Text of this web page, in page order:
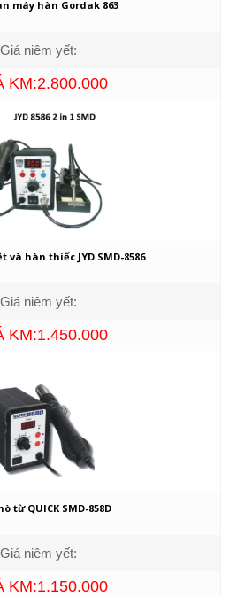
máy hàn Gordak 863
Giá niêm yết:
KM:2.800.000
và hàn thiếc JYD SMD-8586
Giá niêm yết:
KM:1.450.000
từ QUICK SMD-858D
Giá niêm yết:
KM:1.150.000